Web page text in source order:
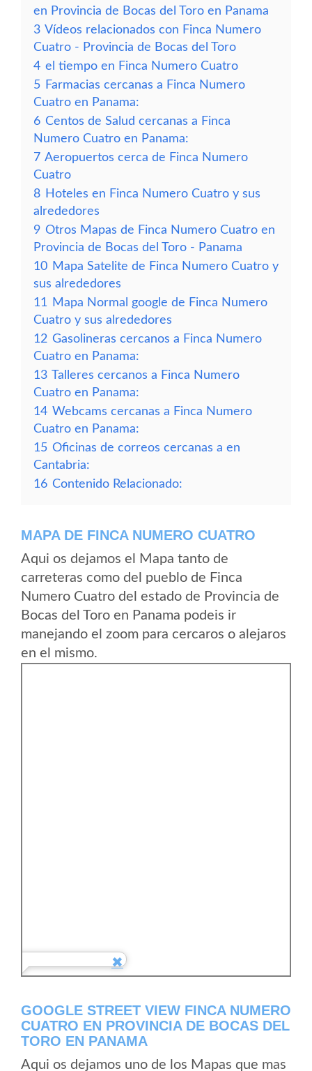
en Provincia de Bocas del Toro en Panama
3 Vídeos relacionados con Finca Numero
Cuatro - Provincia de Bocas del Toro
4 el tiempo en Finca Numero Cuatro
5 Farmacias cercanas a Finca Numero
Cuatro en Panama:
6 Centos de Salud cercanas a Finca
Numero Cuatro en Panama:
7 Aeropuertos cerca de Finca Numero
Cuatro
8 Hoteles en Finca Numero Cuatro y sus
alrededores
9 Otros Mapas de Finca Numero Cuatro en
Provincia de Bocas del Toro - Panama
10 Mapa Satelite de Finca Numero Cuatro y
sus alrededores
11
Mapa Normal google de Finca Numero
Cuatro y sus alrededores
12 Gasolineras cercanos a Finca Numero
Cuatro en Panama:
13 Talleres cercanos a Finca Numero
Cuatro en Panama:
14 Webcams cercanas a Finca Numero
Cuatro en Panama:
15 Oficinas de correos cercanas a en
Cantabria:
16 Contenido Relacionado:
MAPA DE FINCA NUMERO CUATRO
Aqui os dejamos el Mapa tanto de
carreteras como del pueblo de Finca
Numero Cuatro del estado de Provincia de
Bocas del Toro en Panama podeis ir
manejando el zoom para cercaros o alejaros
en el mismo.
GOOGLE STREET VIEW FINCA NUMERO
CUATRO EN PROVINCIA DE BOCAS DEL
TORO EN PANAMA
Aqui os dejamos uno de los Mapas que mas